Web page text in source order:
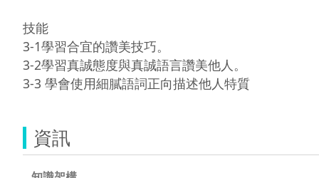
技能
3-1學習合宜的讚美技巧。
3-2學習真誠態度與真誠語言讚美他人。
資訊